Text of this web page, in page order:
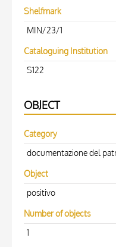
Shelfmark
MIN/23/1
Cataloguing Institution
S122
OBJECT
Category
documentazione del
Object
positivo
Number of objects
1